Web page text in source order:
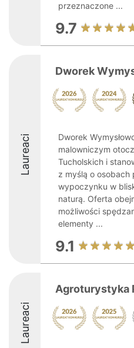
przeznaczone ...
9.7
Laureaci
Dworek
Dworek
malowniczym
Tucholskich i
z myślą o osobach
wypoczynku w
naturą. Oferta
możliwości
elementy ...
9.1
Laureaci
Agroturystyka